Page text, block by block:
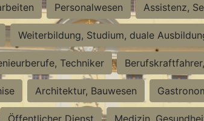
Personalwesen Assistenz,
Weiterbildung, Studium, duale
Techniker
Architektur, Bauwesen
Öffentlicher Dienst Medizin,